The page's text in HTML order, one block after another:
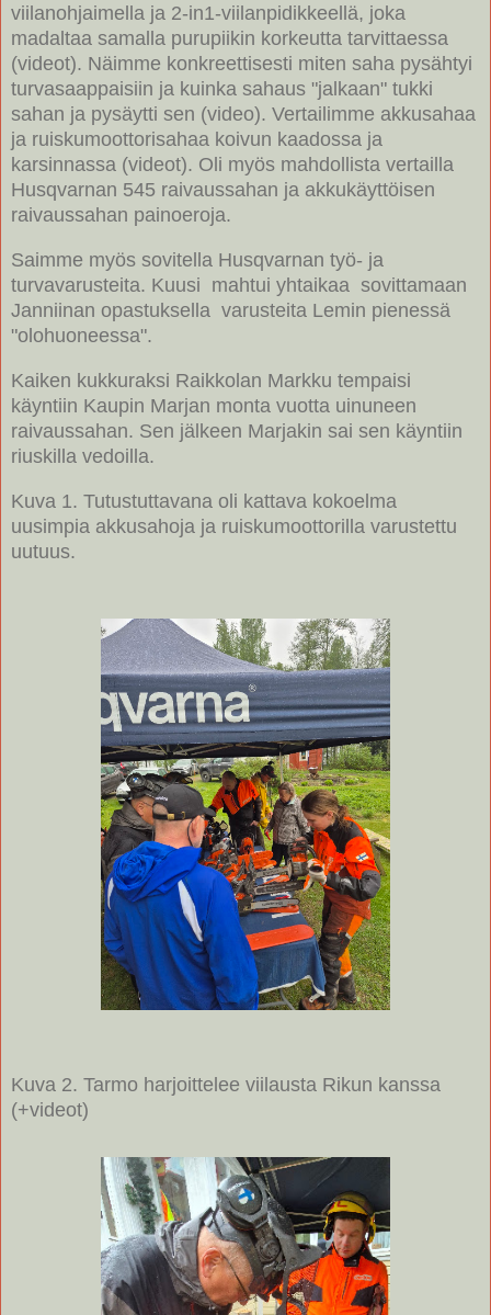
viilanohjaimella ja 2-in1-viilanpidikkeellä, joka
madaltaa samalla purupiikin korkeutta tarvittaessa
(videot). Näimme konkreettisesti miten saha pysähtyi
turvasaappaisiin ja kuinka sahaus "jalkaan" tukki
sahan ja pysäytti sen (video). Vertailimme akkusahaa
ja ruiskumoottorisahaa koivun kaadossa ja
karsinnassa (videot). Oli myös mahdollista vertailla
Husqvarnan 545 raivaussahan ja akkukäyttöisen
raivaussahan painoeroja.
Saimme myös sovitella Husqvarnan työ- ja
turvavarusteita. Kuusi mahtui yhtaikaa sovittamaan
Janniinan opastuksella varusteita Lemin pienessä
"olohuoneessa".
Kaiken kukkuraksi Raikkolan Markku tempaisi
käyntiin Kaupin Marjan monta vuotta uinuneen
raivaussahan. Sen jälkeen Marjakin sai sen käyntiin
riuskilla vedoilla.
Kuva 1. Tutustuttavana oli kattava kokoelma
uusimpia akkusahoja ja ruiskumoottorilla varustettu
uutuus.
Kuva 2. Tarmo harjoittelee viilausta Rikun kanssa
(+videot)